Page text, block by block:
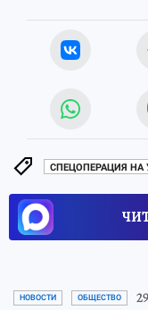
СПЕЦОПЕРАЦИЯ НА
НОВОСТИ ОБЩЕСТВО